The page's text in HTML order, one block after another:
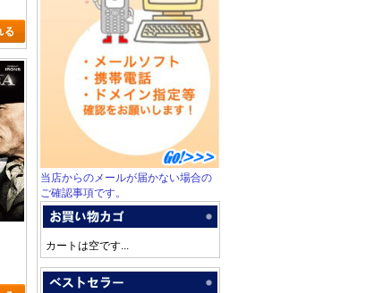
当店からのメールが届かない場合の
ご確認事項です。
カートは空です...